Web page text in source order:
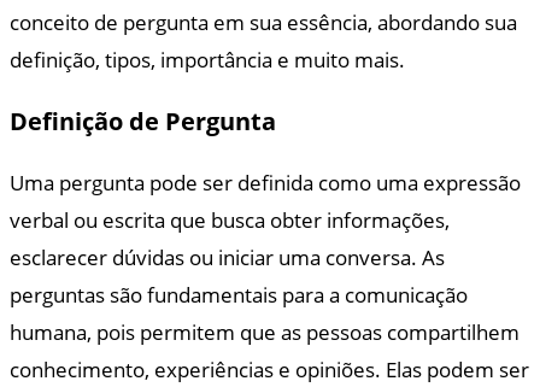
conceito de pergunta em sua essência, abordando sua
definição, tipos, importância e muito mais.
Definição de Pergunta
Uma pergunta pode ser definida como uma expressão
verbal ou escrita que busca obter informações,
esclarecer dúvidas ou iniciar uma conversa. As
perguntas são fundamentais para a comunicação
humana, pois permitem que as pessoas compartilhem
conhecimento, experiências e opiniões. Elas podem ser